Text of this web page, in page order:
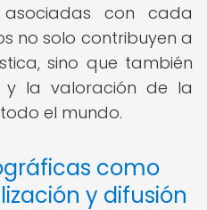
con cada
no solo contribuyen a
sino que también
y la valoración de la
el mundo.
como
y difusión